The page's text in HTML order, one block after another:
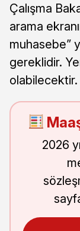
Çalışma
arama
muhasebe”
gereklidir.
olabilecektir.
2026